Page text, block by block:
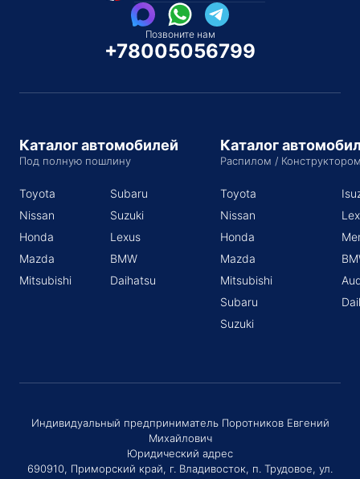
Позвоните нам
+78005056799
Каталог автомобилей
Под полную пошлину
Toyota
Nissan
Honda
Mazda
Mitsubishi
Subaru
Suzuki
Lexus
BMW
Daihatsu
Каталог
Распилом /
Toyota
Nissan
Honda
Mazda
Mitsubishi
Subaru
Suzuki
Индивидуальный предприниматель Поротников Евгений
Михайлович
Юридический адрес
690910, Приморский край, г. Владивосток, п. Трудовое, ул.